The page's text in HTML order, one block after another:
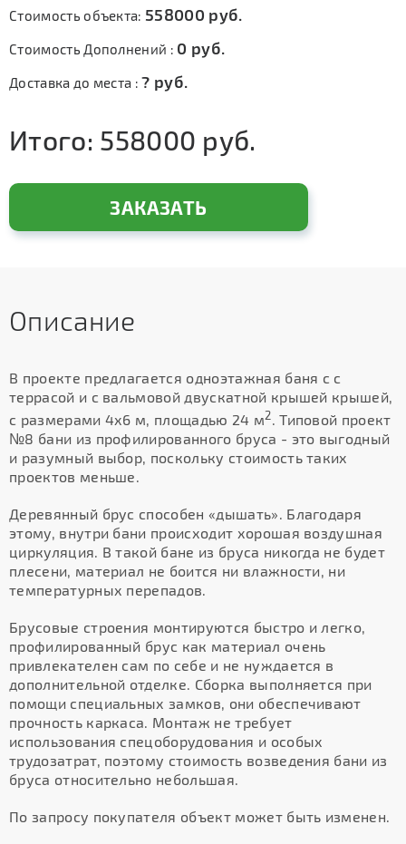
Стоимость объекта: 558000 руб.
Стоимость Дополнений : 0 руб.
Доставка до места :? руб.
Итого: 558000 руб.
ЗАКАЗАТЬ
Описание
В проекте предлагается одноэтажная баня с с
террасой и с вальмовой двускатной крышей крышей,
с размерами 4х6 м, площадью 24 м2. Типовой проект
№8 бани из профилированного бруса - это выгодный
и разумный выбор, поскольку стоимость таких
проектов меньше.
Деревянный брус способен «дышать». Благодаря
этому, внутри бани происходит хорошая воздушная
циркуляция. В такой бане из бруса никогда не будет
плесени, материал не боится ни влажности, ни
температурных перепадов.
Брусовые строения монтируются быстро и легко,
профилированный брус как материал очень
привлекателен сам по себе и не нуждается в
дополнительной отделке. Сборка выполняется при
помощи специальных замков, они обеспечивают
прочность каркаса. Монтаж не требует
использования спецоборудования и особых
трудозатрат, поэтому стоимость возведения бани из
бруса относительно небольшая.
По запросу покупателя объект может быть изменен.